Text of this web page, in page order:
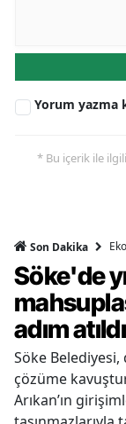
Yorum yazma
* Bu içerik ile
Son Dakika
Söke'de
adım atıldı
Söke
çözüme
Arıkan’ın